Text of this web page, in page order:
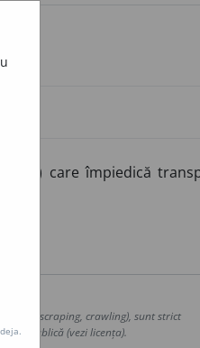
care împiedică
(web scraping, crawling), sunt strict
publică (vezi licența).